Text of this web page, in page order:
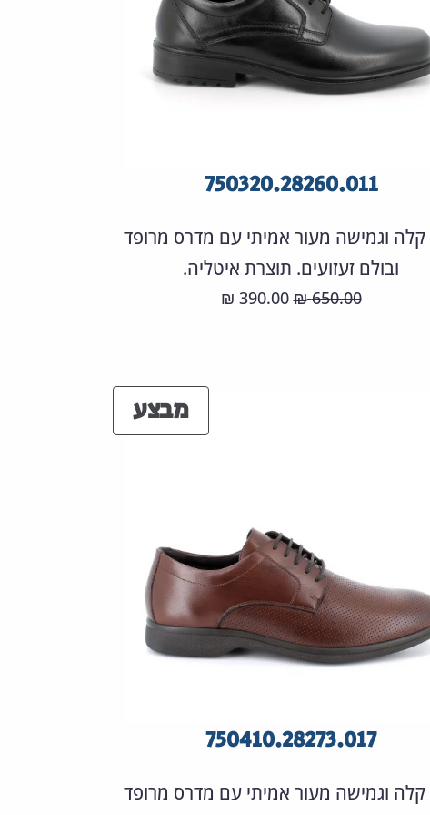
750320.28260.011
קלה וגמישה מעור אמיתי עם מדרס מרופד
ובולם זעזועים. תוצרת איטליה.
650.00
₪ המחיר
390.00
₪
מבצעמוצרים
במבצע
750410.28273.017
קלה וגמישה מעור אמיתי עם מדרס מרופד